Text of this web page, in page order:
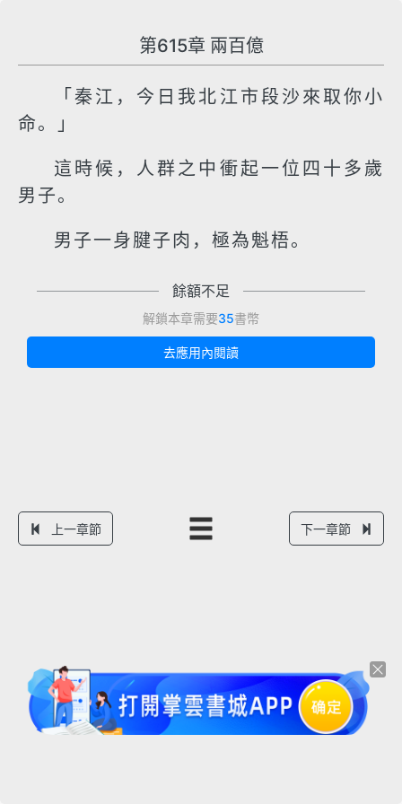
第615章 兩百億
「秦江，今日我北江市段沙來取你小
命。」
這時候，人群之中衝起一位四十多歲
男子。
男子一身腱子肉，極為魁梧。
餘額不足
解鎖本章需要35書幣
去應用內閱讀
上一章節 下一章節